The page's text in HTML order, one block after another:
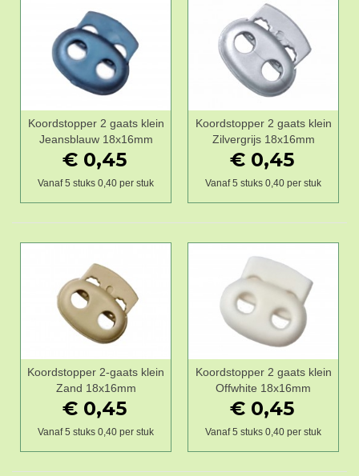
Koordstopper 2 gaats klein
Jeansblauw 18x16mm
€ 0,45
Vanaf 5 stuks 0,40 per stuk
Koordstopper 2 gaats klein
Zilvergrijs 18x16mm
€ 0,45
Vanaf 5 stuks 0,40 per stuk
Koordstopper 2-gaats klein
Zand 18x16mm
€ 0,45
Vanaf 5 stuks 0,40 per stuk
Koordstopper 2 gaats klein
Offwhite 18x16mm
€ 0,45
Vanaf 5 stuks 0,40 per stuk